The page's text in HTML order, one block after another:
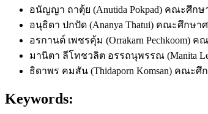
อนัญญา ถาตุ้ย (Anutida Pokpad) คณะศึกษ
อนุธิดา ปกปัด (Ananya Thatui) คณะศึกษาศ
อรกานต์ เพชรคุ้ม (Orrakarn Pechkoom) คณ
มานิตา ลีโทชวลิต อรรถนุพรรณ (Manita
ธิดาพร คมสัน (Thidaporn Komsan) คณะศึก
Keywords: